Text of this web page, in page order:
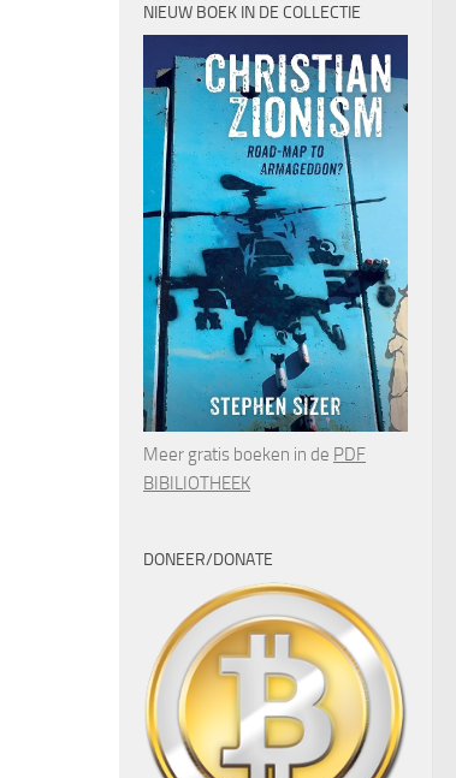
NIEUW BOEK IN DE COLLECTIE
Meer gratis boeken in de PDF
BIBILIOTHEEK
DONEER/DONATE